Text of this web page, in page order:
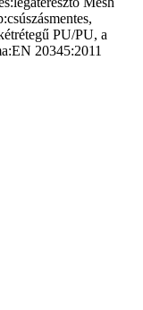
PU/PU, a
20345:2011